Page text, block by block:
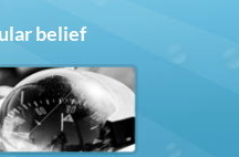
belief